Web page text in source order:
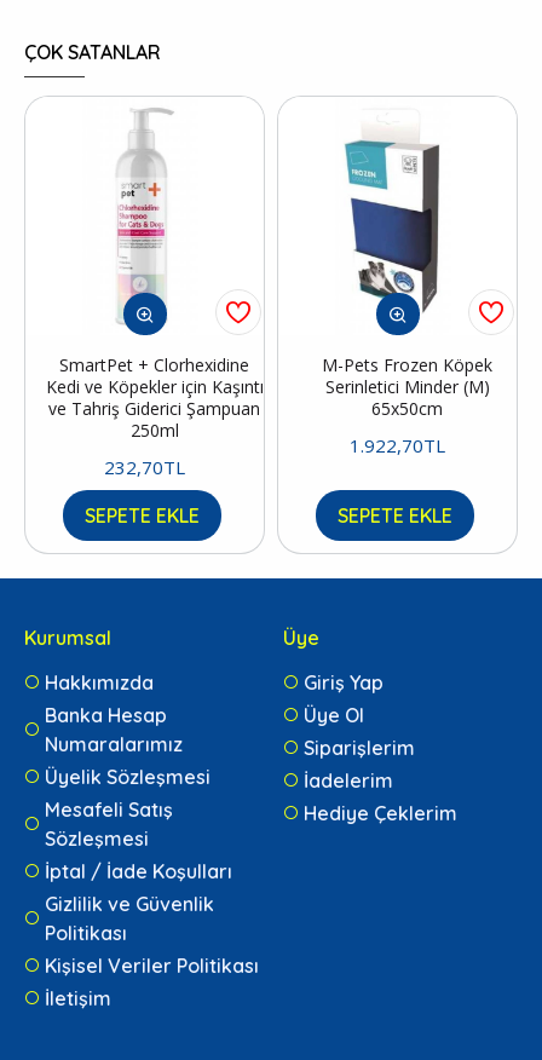
ÇOK SATANLAR
SmartPet + Clorhexidine
Kedi ve Köpekler için Kaşıntı
ve Tahriş Giderici Şampuan
250ml
232,70TL
SEPETE EKLE
M-Pets Frozen Köpek
Serinletici Minder (M)
65x50cm
1.922,70TL
SEPETE EKLE
Kurumsal
Hakkımızda
Banka Hesap
Numaralarımız
Üyelik Sözleşmesi
Mesafeli Satış
Sözleşmesi
İptal / İade Koşulları
Gizlilik ve Güvenlik
Politikası
Kişisel Veriler Politikası
İletişim
Üye
Giriş Yap
Üye Ol
Siparişlerim
İadelerim
Hediye Çeklerim